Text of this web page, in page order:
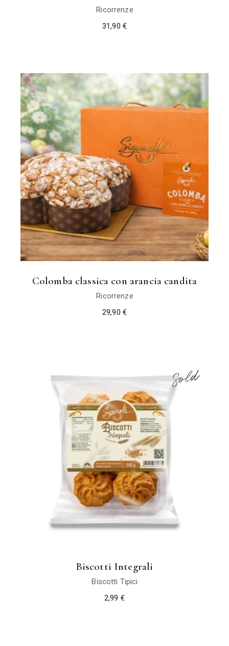
Ricorrenze
31,90 €
Colomba classica con arancia candita
Ricorrenze
29,90 €
Sold
Biscotti Integrali
Biscotti Tipici
2,99 €